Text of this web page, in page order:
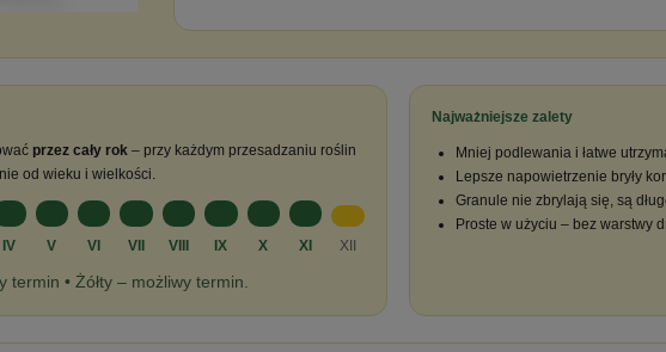
przez cały rok – przy każdym przesadzaniu roślin
od wieku i wielkości.
IV V VI VII VIII IX X XI XII
termin • Żółty – możliwy termin.
Najważniejsze zalety
Mniej podlewania i łatwe
Lepsze napowietrzenie bryły
Granule nie zbrylają się, są
Proste w użyciu – bez warstwy